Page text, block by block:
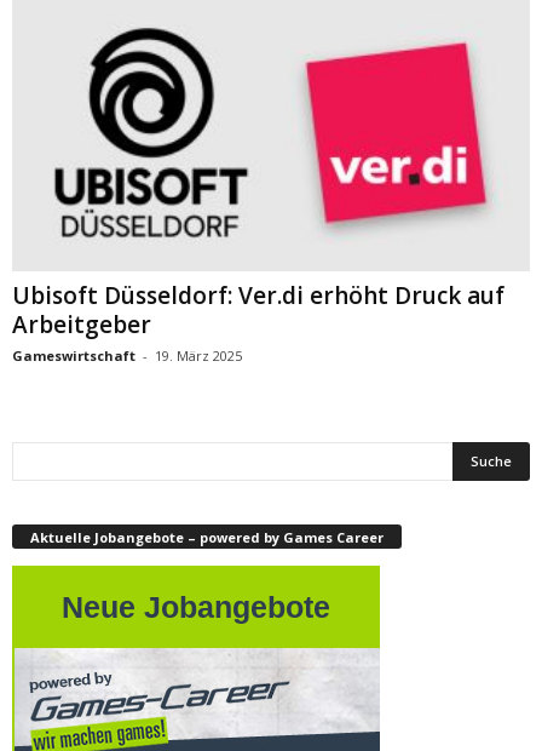
Ubisoft Düsseldorf: Ver.di erhöht Druck auf
Arbeitgeber
Gameswirtschaft - 19. März 2025
Aktuelle Jobangebote – powered by Games Career